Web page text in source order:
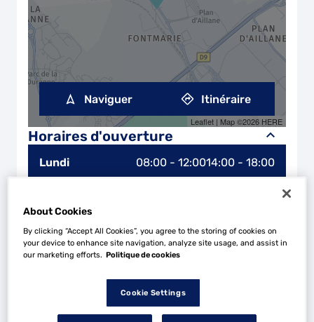
Horaires d'ouverture
Lundi 08:00 - 12:0014:00 - 18:00
Mercredi 08:00 - 12:0014:00 - 18:00
08:00 - 12:00
Leaflet | Map ©2026 HERE
Naviguer Itinéraire
About Cookies
By clicking “Accept All Cookies”, you agree to the storing of cookies on
your device to enhance site navigation, analyze site usage, and assist in
our marketing efforts. Politique de cookies
Cookie Settings